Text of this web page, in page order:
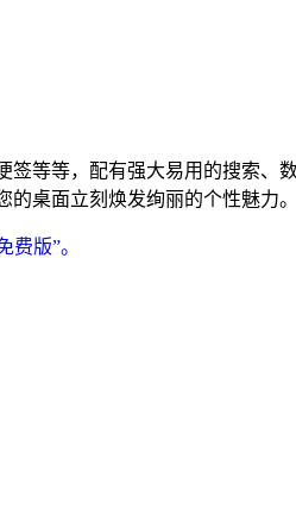
等等，配有强大易用的搜索、
桌面立刻焕发绚丽的个性魅力。
版”。